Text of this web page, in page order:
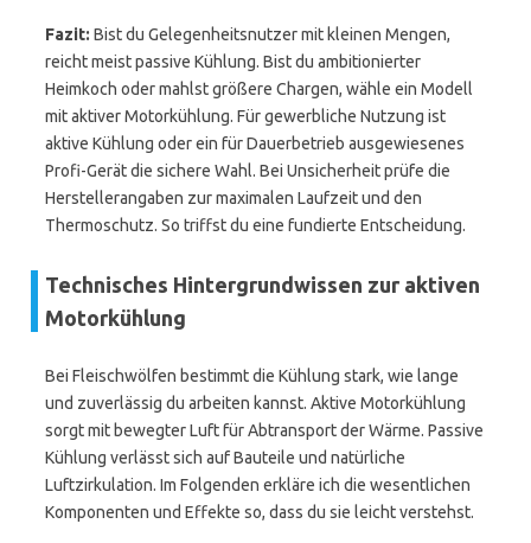
Fazit: Bist du Gelegenheitsnutzer mit kleinen Mengen,
reicht meist passive Kühlung. Bist du ambitionierter
Heimkoch oder mahlst größere Chargen, wähle ein Modell
mit aktiver Motorkühlung. Für gewerbliche Nutzung ist
aktive Kühlung oder ein für Dauerbetrieb ausgewiesenes
Profi-Gerät die sichere Wahl. Bei Unsicherheit prüfe die
Herstellerangaben zur maximalen Laufzeit und den
Thermoschutz. So triffst du eine fundierte Entscheidung.
Technisches Hintergrundwissen zur aktiven
Motorkühlung
Bei Fleischwölfen bestimmt die Kühlung stark, wie lange
und zuverlässig du arbeiten kannst. Aktive Motorkühlung
sorgt mit bewegter Luft für Abtransport der Wärme. Passive
Kühlung verlässt sich auf Bauteile und natürliche
Luftzirkulation. Im Folgenden erkläre ich die wesentlichen
Komponenten und Effekte so, dass du sie leicht verstehst.